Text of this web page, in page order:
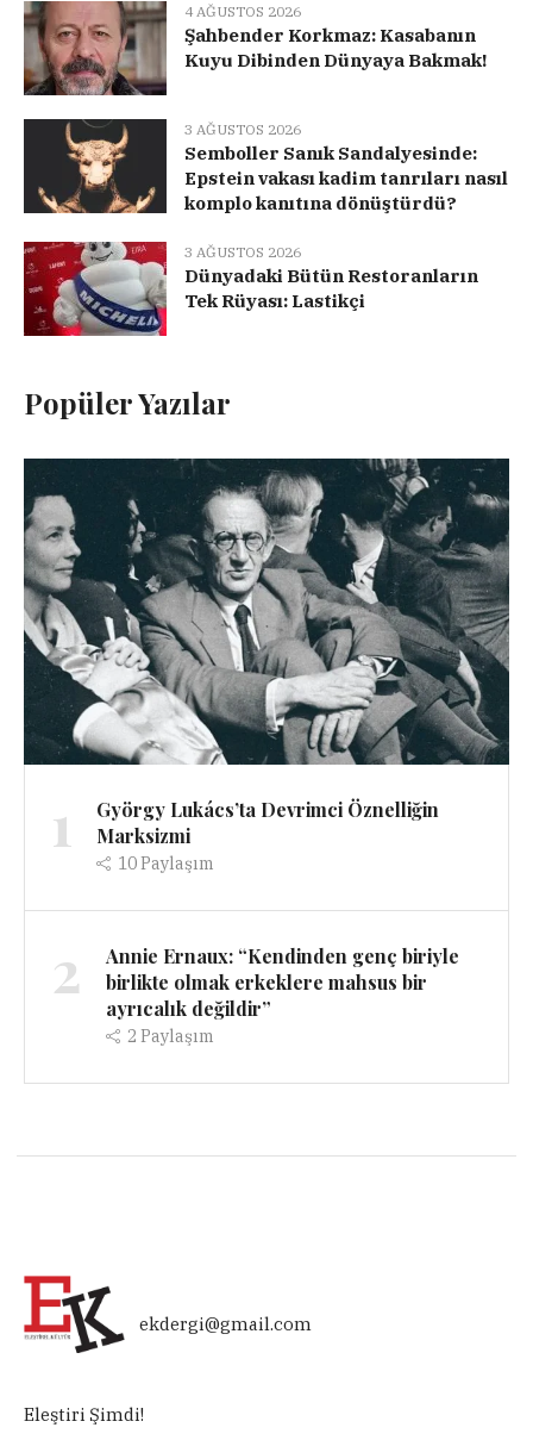
4 AĞUSTOS 2026
Şahbender Korkmaz: Kasabanın
Kuyu Dibinden Dünyaya Bakmak!
3 AĞUSTOS 2026
Semboller Sanık Sandalyesinde:
Epstein vakası kadim tanrıları nasıl
komplo kanıtına dönüştürdü?
3 AĞUSTOS 2026
Dünyadaki Bütün Restoranların
Tek Rüyası: Lastikçi
Popüler Yazılar
1
György Lukács’ta Devrimci Öznelliğin
Marksizmi
10Paylaşım
2
Annie Ernaux: “Kendinden genç biriyle
birlikte olmak erkeklere mahsus bir
ayrıcalık değildir”
2 Paylaşım
ekdergi@gmail.com
Eleştiri Şimdi!